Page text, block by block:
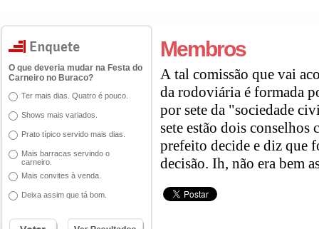
O que deveria mudar na Festa do
Carneiro no Buraco?
Ter mais dias. Quatro é pouco.
Shows mais variados.
Prato típico servido mais dias.
Mais barracas servindo o
carneiro.
Mais convites à venda.
Deixa assim que tá bom.
Membros
A tal comissão que vai
da rodoviária é formada
por sete da "sociedade
sete estão dois
prefeito decide e diz que
decisão. Ih, não era bem